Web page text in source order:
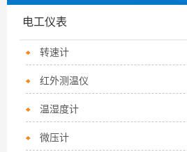
电工仪表
转速计
红外测温仪
温湿度计
微压计